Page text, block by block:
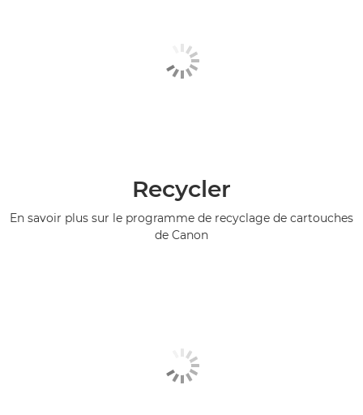
Recycler
En savoir plus sur le programme de recyclage de cartouches
de Canon